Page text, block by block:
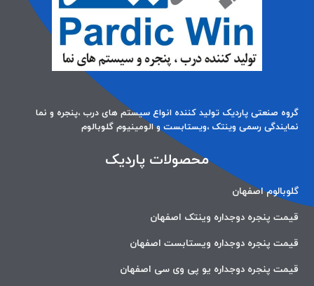
گروه صنعتی پاردیک تولید کننده انواع سیستم های درب ،پنجره و نما
نمایندگی رسمی وینتک ،ویستابست و الومینیوم گلوبالوم
محصولات پاردیک
گلوبالوم اصفهان
قیمت پنجره دوجداره وینتک اصفهان
قیمت پنجره دوجداره ویستابست اصفهان
قیمت پنجره دوجداره یو پی وی سی اصفهان